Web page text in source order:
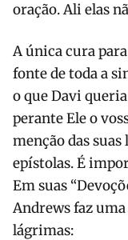
oração. Ali elas
A única cura
fonte de toda a
o que Davi
perante Ele o
menção das
epístolas. É
Em suas
Andrews faz
lágrimas: